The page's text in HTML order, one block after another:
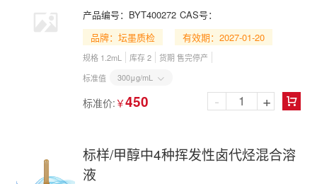
产品编号： BYT400272 CAS号：
品牌：坛墨质检
有效期：2027-01-20
规格 1.2mL 库存 2
货期 售完停产
标准值
300μg/mL 
标准价: ￥450 
- +
标样/甲醇中4种挥发性卤代烃混合溶
液